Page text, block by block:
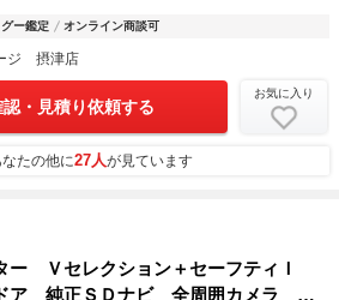
グー鑑定 オンライン商談可
ジ 摂津店
・見積り依頼する
お気に入り
たの他に27人が見ています
Ｖセレクション＋セーフティＩ
ア 純正ＳＤナビ 全周囲カメラ エ